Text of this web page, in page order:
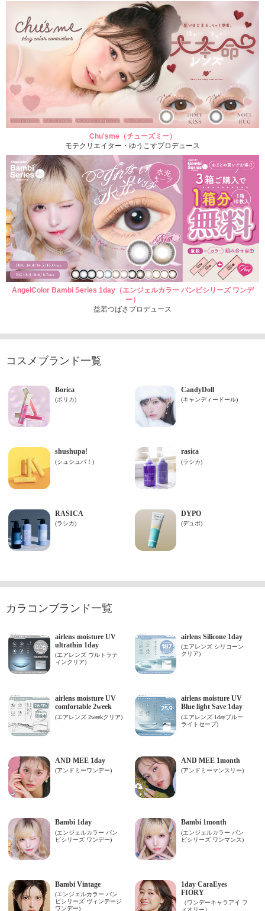
Chu'sme（チューズミー）
モテクリエイター・ゆうこすプロデュース
AngelColor Bambi Series 1day（エンジェルカラー バンビシリーズ ワンデ
ー）
益若つばさプロデュース
コスメブランド一覧
カラコンブランド一覧